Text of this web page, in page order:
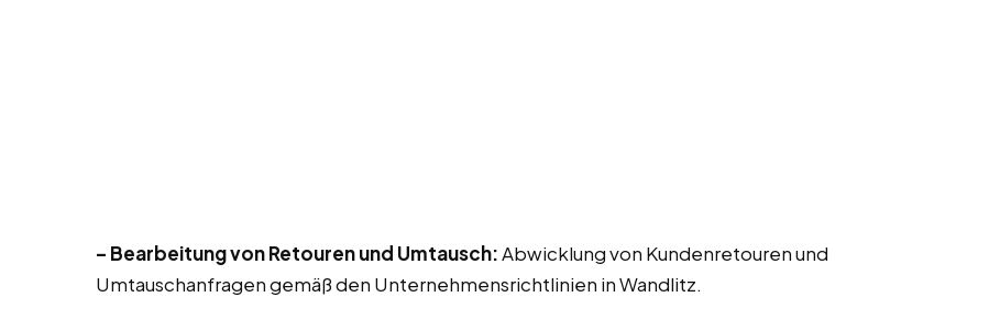
– Bearbeitung von Retouren und Umtausch:Abwicklung von Kundenretouren und
Umtauschanfragen gemäß den Unternehmensrichtlinien in Wandlitz.